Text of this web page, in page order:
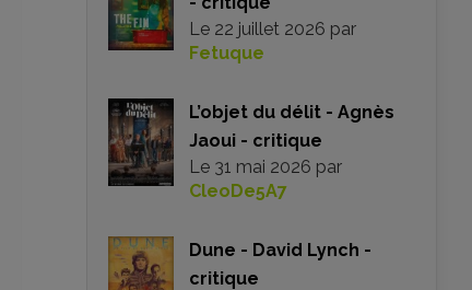
Le 22 juillet 2026 par
Fetuque
L’objet du délit - Agnès
Jaoui - critique
Le 31 mai 2026 par
CleoDe5A7
Dune - David Lynch -
critique